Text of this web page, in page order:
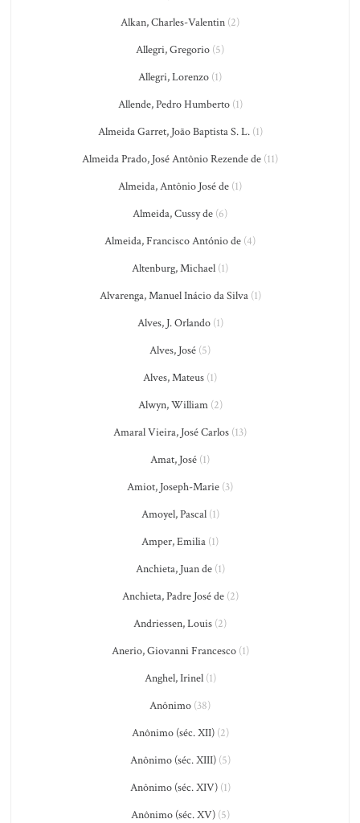
Alkan, Charles-Valentin (2)
Allegri, Gregorio (5)
Allegri, Lorenzo (1)
Allende, Pedro Humberto(1)
Almeida Garret, João Baptista S. L.(1)
Almeida Prado, José Antônio Rezende de (11)
Almeida, Antônio José de (1)
Almeida, Cussy de (6)
Almeida, Francisco António de (4)
Altenburg, Michael (1)
Alvarenga, Manuel Inácio da Silva(1)
Alves, J. Orlando(1)
Alves, José (5)
Alves, Mateus (1)
Alwyn, William(2)
Amaral Vieira, José Carlos (13)
Amat, José (1)
Amiot, Joseph-Marie (3)
Amoyel, Pascal(1)
Amper, Emilia (1)
Anchieta, Juan de(1)
Anchieta, Padre José de(2)
Andriessen, Louis (2)
Anerio, Giovanni Francesco(1)
Anghel, Irinel(1)
Anônimo (38)
Anônimo (séc. XII)(2)
Anônimo (séc. XIII)(5)
Anônimo (séc. XIV)(1)
Anônimo (séc. XV)(5)